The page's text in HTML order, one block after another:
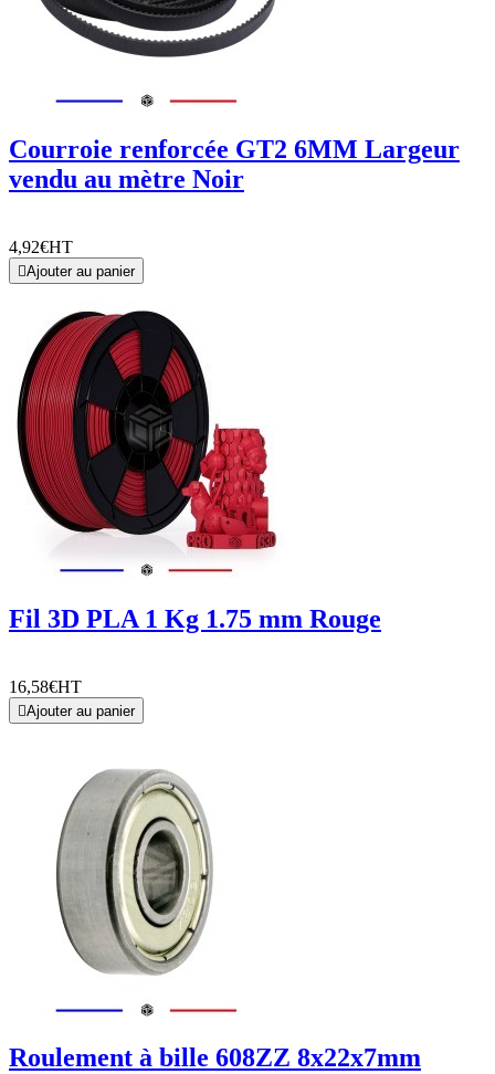
Courroie renforcée GT2 6MM Largeur
vendu au mètre Noir
4,92€HT
Ajouter au panier
Fil 3D PLA 1 Kg 1.75 mm Rouge
16,58€HT
Ajouter au panier
Roulement à bille 608ZZ 8x22x7mm